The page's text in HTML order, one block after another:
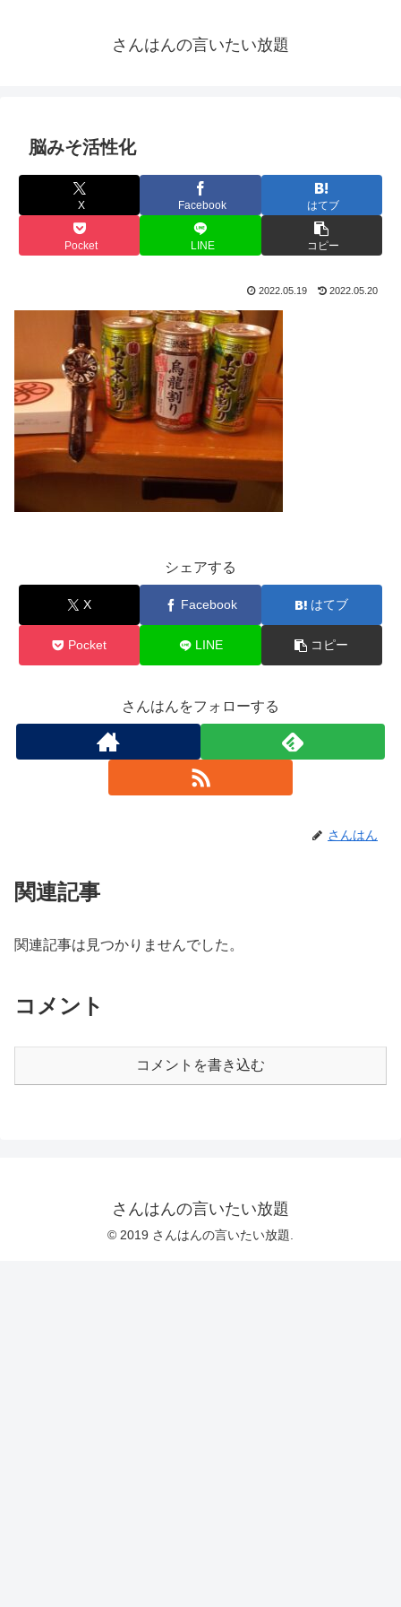
さんはんの言いたい放題
脳みそ活性化
X Facebook はてブ
Pocket LINE コピー
2022.05.19 2022.05.20
シェアする
X Facebook はてブ
Pocket LINE コピー
さんはんをフォローする
さんはん
関連記事
関連記事は見つかりませんでした。
コメント
コメントを書き込む
さんはんの言いたい放題
© 2019 さんはんの言いたい放題.